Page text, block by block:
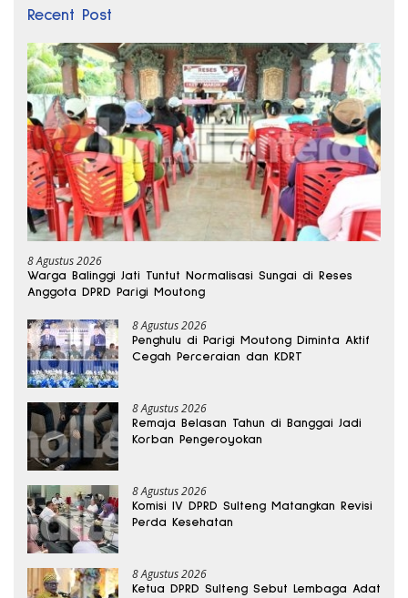
Recent Post
8 Agustus 2026
Warga Balinggi Jati Tuntut Normalisasi Sungai di Reses
Anggota DPRD Parigi Moutong
8 Agustus 2026
Penghulu di Parigi Moutong Diminta Aktif
Cegah Perceraian dan KDRT
8 Agustus 2026
Remaja Belasan Tahun di Banggai Jadi
Korban Pengeroyokan
8 Agustus 2026
Komisi IV DPRD Sulteng Matangkan Revisi
Perda Kesehatan
8 Agustus 2026
Ketua DPRD Sulteng Sebut Lembaga Adat